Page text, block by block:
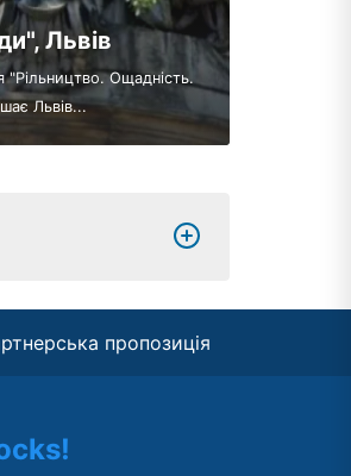
Львів
"Рільництво. Ощадність.
Львів...
пропозиція